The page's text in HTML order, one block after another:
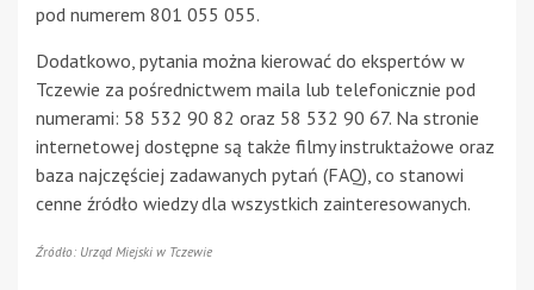
pod numerem 801 055 055.
Dodatkowo, pytania można kierować do ekspertów w
Tczewie za pośrednictwem maila lub telefonicznie pod
numerami: 58 532 90 82 oraz 58 532 90 67. Na stronie
internetowej dostępne są także filmy instruktażowe oraz
baza najczęściej zadawanych pytań (FAQ), co stanowi
cenne źródło wiedzy dla wszystkich zainteresowanych.
Źródło: Urząd Miejski w Tczewie